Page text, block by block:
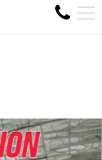
PEU IMPORTE
CA H1S 1A2
EN